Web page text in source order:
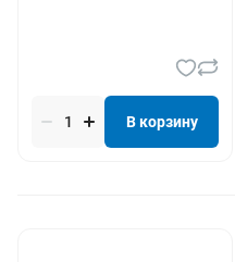
В корзину